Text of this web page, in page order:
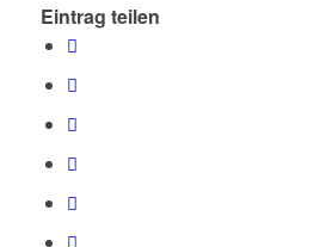
Eintrag teilen